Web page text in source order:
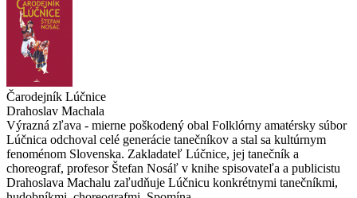
Čarodejník Lúčnice
Drahoslav Machala
Výrazná zľava - mierne poškodený obal Folklórny amatérsky súbor
Lúčnica odchoval celé generácie tanečníkov a stal sa kultúrnym
fenoménom Slovenska. Zakladateľ Lúčnice, jej tanečník a
choreograf, profesor Štefan Nosáľ v knihe spisovateľa a publicistu
Drahoslava Machalu zaľudňuje Lúčnicu konkrétnymi tanečníkmi,